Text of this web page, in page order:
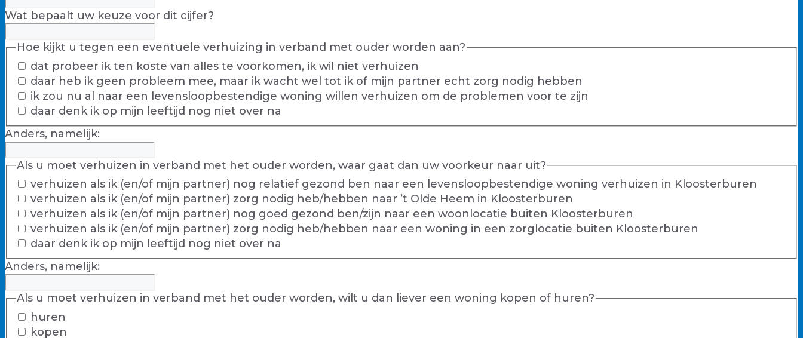
Wat bepaalt uw keuze voor dit cijfer?
Hoe kijkt u tegen een eventuele verhuizing in verband met ouder worden aan?
dat probeer ik ten koste van alles te voorkomen, ik wil niet verhuizen
daar heb ik geen probleem mee, maar ik wacht wel tot ik of mijn partner echt zorg nodig hebben
ik zou nu al naar een levensloopbestendige woning willen verhuizen om de problemen voor te zijn
daar denk ik op mijn leeftijd nog niet over na
Anders, namelijk:
Als u moet verhuizen in verband met het ouder worden, waar gaat dan uw voorkeur naar uit?
verhuizen als ik (en/of mijn partner) nog relatief gezond ben naar een levensloopbestendige woning verhuizen in Kloosterburen
verhuizen als ik (en/of mijn partner) zorg nodig heb/hebben naar ’t Olde Heem in Kloosterburen
verhuizen als ik (en/of mijn partner) nog goed gezond ben/zijn naar een woonlocatie buiten Kloosterburen
verhuizen als ik (en/of mijn partner) zorg nodig heb/hebben naar een woning in een zorglocatie buiten Kloosterburen
daar denk ik op mijn leeftijd nog niet over na
Anders, namelijk:
Als u moet verhuizen in verband met het ouder worden, wilt u dan liever een woning kopen of huren?
huren
kopen